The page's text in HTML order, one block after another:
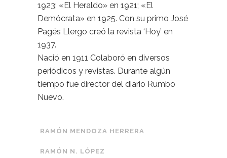
1923; «El Heraldo» en 1921; «El
Demócrata» en 1925. Con su primo José
Pagés Llergo creó la revista ‘Hoy’ en
1937.
Nació en 1911 Colaboró en diversos
periódicos y revistas. Durante algún
tiempo fue director del diario Rumbo
Nuevo.
RAMÓN MENDOZA HERRERA
RAMÓN N. LÓPEZ